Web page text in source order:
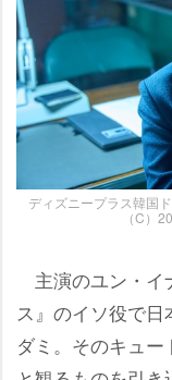
ディズニープラス韓国
（C）
主演のユン・イ
ス』のイソ役で日
ダミ。そのキュ